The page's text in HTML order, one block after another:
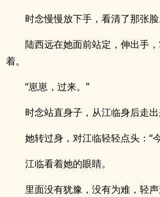
时念慢慢放下手，看清了那张脸
陆西远在她面前站定，伸出手
着。
“崽崽，过来。”
时念站直身子，从江临身后走出
她转过身，对江临轻轻点头：“
江临看着她的眼睛。
里面没有犹豫，没有为难，轻声